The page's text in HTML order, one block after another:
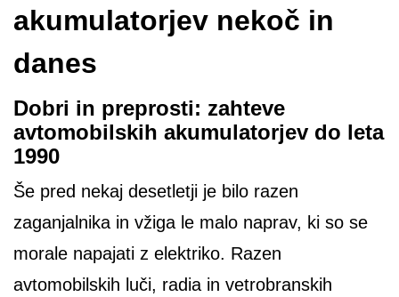
akumulatorjev nekoč in
danes
Dobri in preprosti: zahteve
avtomobilskih akumulatorjev do leta
1990
Še pred nekaj desetletji je bilo razen
zaganjalnika in vžiga le malo naprav, ki so se
morale napajati z elektriko. Razen
avtomobilskih luči, radia in vetrobranskih